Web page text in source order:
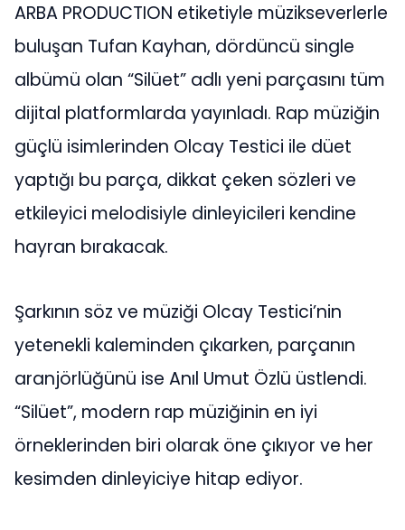
ARBA PRODUCTION etiketiyle müzikseverlerle
buluşan Tufan Kayhan, dördüncü single
albümü olan “Silüet” adlı yeni parçasını tüm
dijital platformlarda yayınladı. Rap müziğin
güçlü isimlerinden Olcay Testici ile düet
yaptığı bu parça, dikkat çeken sözleri ve
etkileyici melodisiyle dinleyicileri kendine
hayran bırakacak.
Şarkının söz ve müziği Olcay Testici’nin
yetenekli kaleminden çıkarken, parçanın
aranjörlüğünü ise Anıl Umut Özlü üstlendi.
“Silüet”, modern rap müziğinin en iyi
örneklerinden biri olarak öne çıkıyor ve her
kesimden dinleyiciye hitap ediyor.